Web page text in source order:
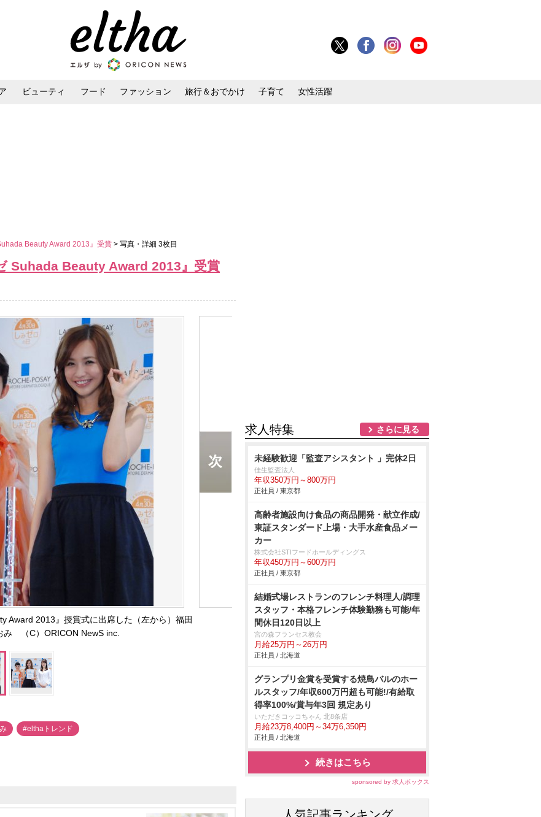
ビューティ フード ファッション 旅行＆おでかけ 子育て 女性活躍
Beauty Award 2013』受賞 > 写真・詳細 3枚目
Suhada Beauty Award 2013』受賞
Award 2013』授賞式に出席した（左から）福田
み （C）ORICON NewS inc.
#elthaトレンド
求人特集 さらに見る
未経験歓迎「監査アシスタント 」完休2日
佳生監査法人
年収350万円～800万円
正社員 / 東京都
高齢者施設向け食品の商品開発・献立作成/
東証スタンダード上場・大手水産食品メー
カー
株式会社STIフードホールディングス
年収450万円～600万円
正社員 / 東京都
結婚式場レストランのフレンチ料理人/調理
スタッフ・本格フレンチ体験勤務も可能/年
間休日120日以上
宮の森フランセス教会
月給25万円～26万円
正社員 / 北海道
グランプリ金賞を受賞する焼鳥バルのホー
ルスタッフ/年収600万円超も可能!/有給取
得率100%/賞与年3回 規定あり
いただきコッコちゃん 北8条店
月給23万8,400円～34万6,350円
正社員 / 北海道
続きはこちら
sponsored by 求人ボックス